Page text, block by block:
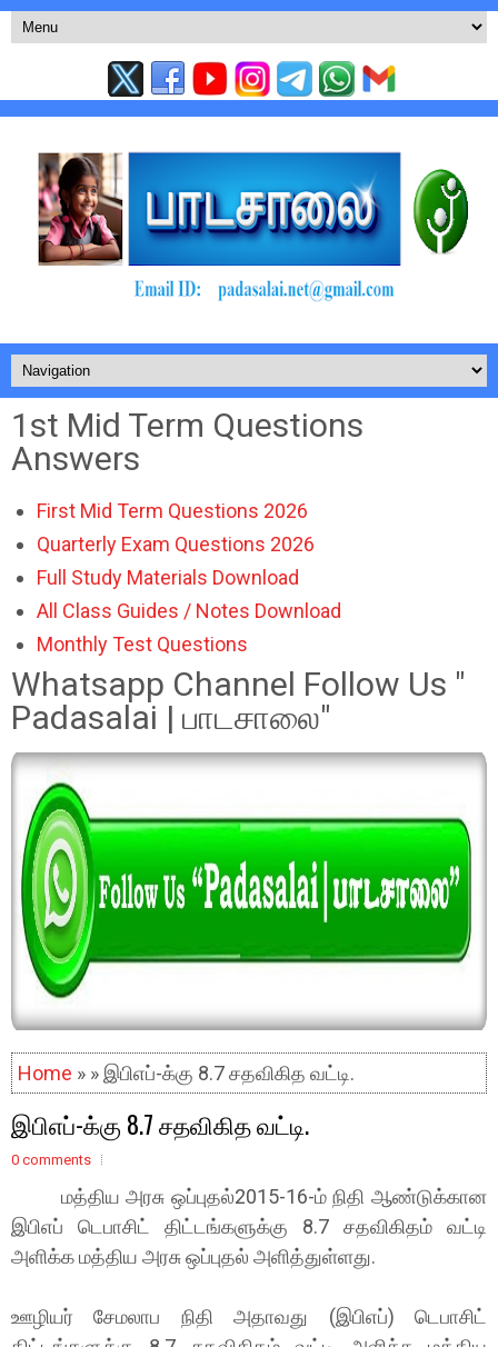
1st Mid Term Questions
Answers
First Mid Term Questions 2026
Quarterly Exam Questions 2026
Full Study Materials Download
All Class Guides / Notes Download
Monthly Test Questions
Whatsapp Channel Follow Us "
Padasalai | பாடசாலை"
Home » » இபிஎப்-க்கு 8.7 சதவிகித வட்டி.
இபிஎப்-க்கு 8.7 சதவிகித வட்டி.
0 comments
மத்திய அரசு ஒப்புதல்2015-16-ம் நிதி ஆண்டுக்கான
இபிஎப் டெபாசிட் திட்டங்களுக்கு 8.7 சதவிகிதம் வட்டி
அளிக்க மத்திய அரசு ஒப்புதல் அளித்துள்ளது.
ஊழியர் சேமலாப நிதி அதாவது (இபிஎப்) டெபாசிட்